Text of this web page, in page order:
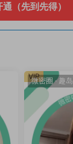
（先到先得）
微密圈·趣岛
VIP